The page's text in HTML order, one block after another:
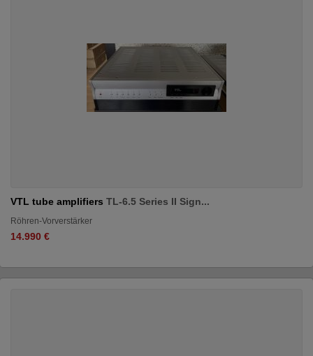
VTL tube amplifiers TL-6.5 Series II Sign...
Röhren-Vorverstärker
14.990 €